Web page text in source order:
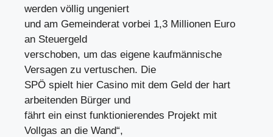
werden völlig ungeniert
und am Gemeinderat vorbei 1,3 Millionen Euro
an Steuergeld
verschoben, um das eigene kaufmännische
Versagen zu vertuschen. Die
SPÖ spielt hier Casino mit dem Geld der hart
arbeitenden Bürger und
fährt ein einst funktionierendes Projekt mit
Vollgas an die Wand“,